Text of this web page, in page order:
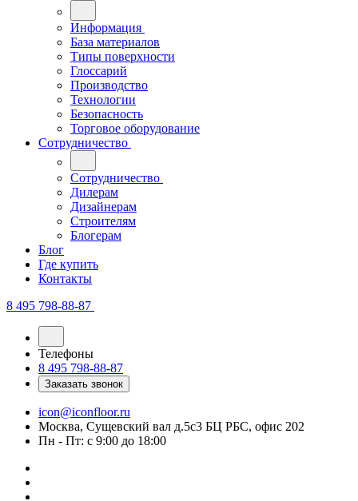
Информация
База материалов
Типы поверхности
Глоссарий
Производство
Технологии
Безопасность
Торговое оборудование
Сотрудничество
Сотрудничество
Дилерам
Дизайнерам
Строителям
Блогерам
Блог
Где купить
Контакты
8 495 798-88-87
Телефоны
8 495 798-88-87
Заказать звонок
icon@iconfloor.ru
Москва, Сущевский вал д.5с3 БЦ РБС, офис 202
Пн - Пт: с 9:00 до 18:00